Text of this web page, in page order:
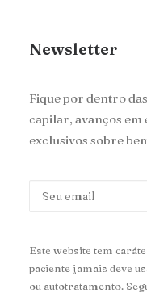
Newsletter
Fique por dentro
capilar, avanços em
exclusivos sobre
Este website tem
paciente jamais deve
ou autotratamento.